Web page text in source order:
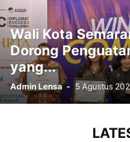
Wali Kota
Dorong
yang...
Admin Lensa - 5 Agustus